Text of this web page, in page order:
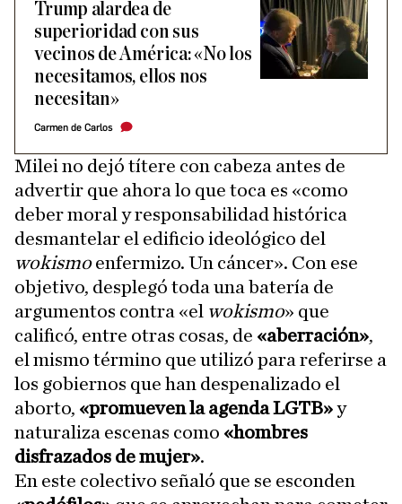
Trump alardea de
superioridad con sus
vecinos de América: «No los
necesitamos, ellos nos
necesitan»
Carmen de Carlos
Milei no dejó títere con cabeza antes de
advertir que ahora lo que toca es «como
deber moral y responsabilidad histórica
desmantelar el edificio ideológico del
wokismoenfermizo. Un cáncer». Con ese
objetivo, desplegó toda una batería de
argumentos contra «el wokismo» que
calificó, entre otras cosas, de «aberración»,
el mismo término que utilizó para referirse a
los gobiernos que han despenalizado el
aborto, «promueven la agenda LGTB»y
naturaliza escenas como «hombres
disfrazados de mujer».
En este colectivo señaló que se esconden